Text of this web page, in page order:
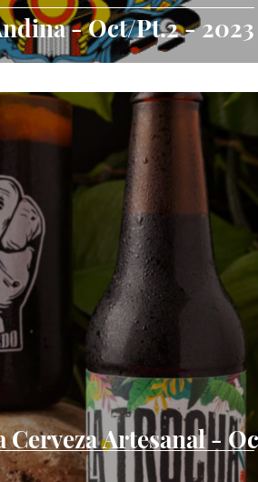
- Oct/Pt.2 - 2023
Cerveza Artesanal -